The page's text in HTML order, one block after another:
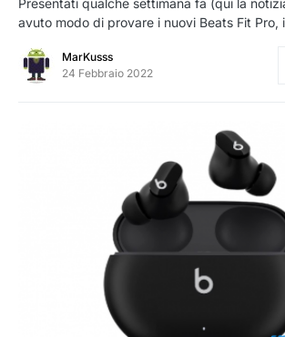
avuto modo di provare i nuovi Beats Fit Pro,
MarKusss
24 Febbraio 2022